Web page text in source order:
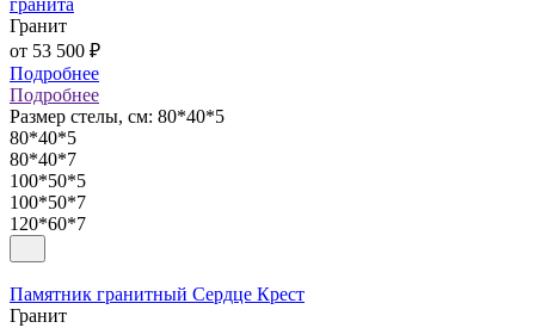
Гранит
от 53 500 ₽
Подробнее
Подробнее
Размер стелы, см: 80*40*5
80*40*5
80*40*7
100*50*5
100*50*7
120*60*7
Памятник гранитный Сердце Крест
Гранит